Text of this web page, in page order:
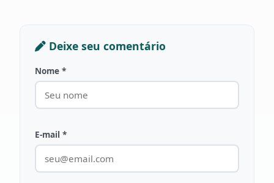
Deixe seu comentário
Nome *
E-mail *